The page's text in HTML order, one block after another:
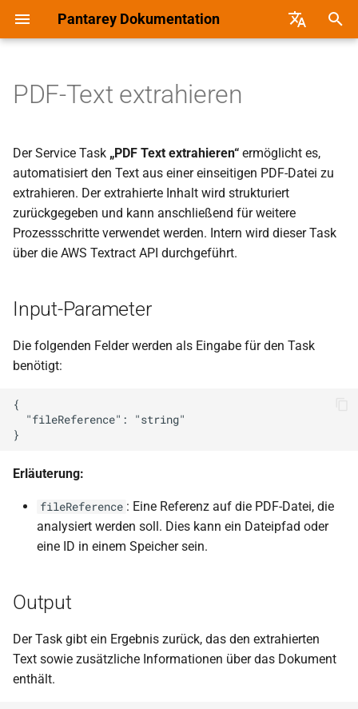
Pantarey Dokumentation
e
w
i
r
n
i
e
t
Übersicht
Schnellstart
Pantarey als App
Pantarey kennenlernen
Erste Daten verwalten
Prozesse anlegen
nachbestellen
Pantarey für Mitarbeiter
Nächste Schritte
Prozesse starten
Offene Aufgaben
Aktivitäten
Arbeitsübersicht
Aktionen im Process Explorer
Externe Aufgaben verwalten
Überblick
KPI-Widget
Tabelle
Diagramm
Datenliste
Prozess starten
Datenobjekt anlegen
Laufende Timer
Stoppuhr
Webhooks
Externe App (Polling)
Input-Parameter
Output
JSONata-Beispiele
Hinweise
Überblick und Nutzen
Neue Datenstruktur anlegen
Attribute definieren
Berechnete Felder
Vererbung und Hierarchien
Vorschaufeld und
Dokumentname
Dynamische Formulare
Rechte und Aktionen
Import und Export über JSON
Schema
Verknüpfung von Prozessen
Template-Funktionen
Zähler
Handlebars-Helper-Referenz
Überblick und Nutzen
Anwendungen aktualisieren
DSGVO-konformer
TeamBeam
Post digital versenden mit
dem DHL Hybridbrief (E-Post)
Überblick
Aktuelle Schwerpunkte
Zukünftige Features
Historie und Meilensteine
Philosophie
Name und Bedeutung
Markteinordnung
Nachhaltigkeit und
Verantwortung
Technologischer Ansatz
PDF-Text extrahieren
Der Service Task „PDF Text extrahieren“ ermöglicht es,
automatisiert den Text aus einer einseitigen PDF-Datei zu
extrahieren. Der extrahierte Inhalt wird strukturiert
zurückgegeben und kann anschließend für weitere
Prozessschritte verwendet werden. Intern wird dieser Task
über die AWS Textract API durchgeführt.
Input-Parameter
Die folgenden Felder werden als Eingabe für den Task
benötigt:
{
  "fileReference": "string"
Erläuterung:
fileReference : Eine Referenz auf die PDF-Datei, die
analysiert werden soll. Dies kann ein Dateipfad oder
eine ID in einem Speicher sein.
Output
Der Task gibt ein Ergebnis zurück, das den extrahierten
Text sowie zusätzliche Informationen über das Dokument
enthält.